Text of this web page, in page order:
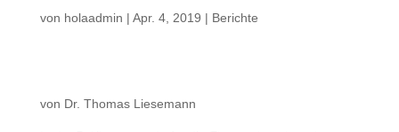
von holaadmin | Apr. 4, 2019 | Berichte
von Dr. Thomas Liesemann